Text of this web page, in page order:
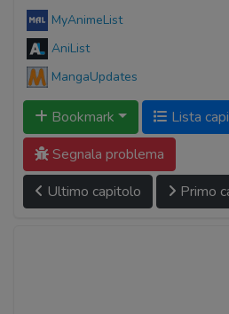
MyAnimeList
AniList
MangaUpdates
Bookmark
Lista
Segnala problema
Ultimo capitolo
Primo